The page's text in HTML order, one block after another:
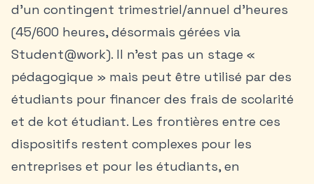
d’un contingent trimestriel/annuel d’heures
(45/600 heures, désormais gérées via
Student@work). Il n’est pas un stage «
pédagogique » mais peut être utilisé par des
étudiants pour financer des frais de scolarité
et de kot étudiant. Les frontières entre ces
dispositifs restent complexes pour les
entreprises et pour les étudiants, en